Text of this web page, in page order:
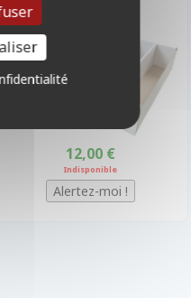
12,00 €
Indisponible